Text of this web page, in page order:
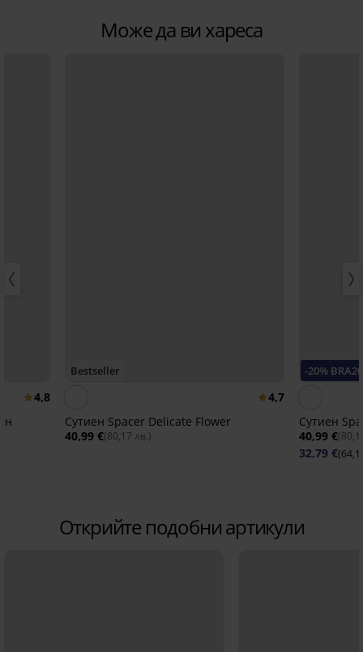
Може да ви хареса
4,8
Bestseller
4,7
Сутиен Spacer Delicate Flower
40,99 €(80,17 лв.)
-20% BRA20
Сутиен
40,99 €
32,79 €
Открийте подобни артикули